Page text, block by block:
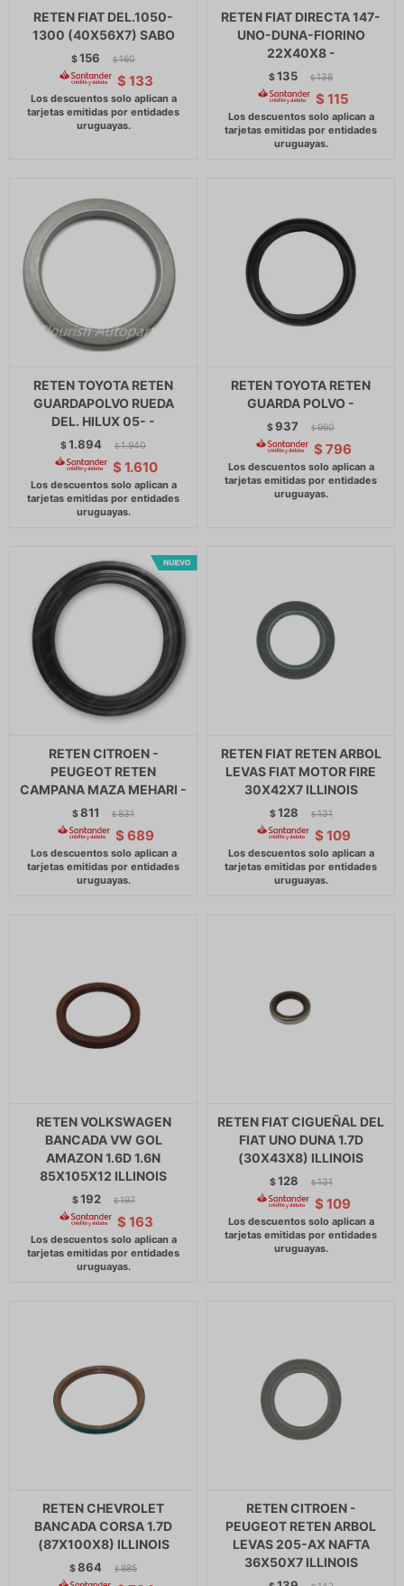
RETEN FIAT DEL.1050-
1300 (40X56X7) SABO
$156 $ 160
$ 133
RETEN FIAT DIRECTA 147-
UNO-DUNA-FIORINO
22X40X8 -
$135 $ 138
$ 115
RETEN TOYOTA RETEN
GUARDAPOLVO RUEDA
DEL. HILUX 05- -
$1.894 $ 1.940
$ 1.610
RETEN TOYOTA RETEN
GUARDA POLVO -
$937 $ 960
$ 796
RETEN CITROEN -
PEUGEOT RETEN
CAMPANA MAZA MEHARI -
$811 $ 831
$ 689
RETEN FIAT RETEN ARBOL
LEVAS FIAT MOTOR FIRE
30X42X7 ILLINOIS
$128 $ 131
$ 109
RETEN VOLKSWAGEN
BANCADA VW GOL
AMAZON 1.6D 1.6N
85X105X12 ILLINOIS
$192 $ 197
$ 163
RETEN FIAT CIGUEÑAL DEL
FIAT UNO DUNA 1.7D
(30X43X8) ILLINOIS
$128 $ 131
$ 109
RETEN CHEVROLET
BANCADA CORSA 1.7D
(87X100X8) ILLINOIS
$864 $ 885
RETEN CITROEN -
PEUGEOT RETEN ARBOL
LEVAS 205-AX NAFTA
36X50X7 ILLINOIS